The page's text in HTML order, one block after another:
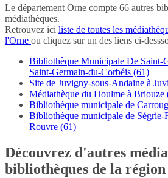
Le département Orne compte 66 autres
médiathèques.
Retrouvez ici liste de toutes les
l'Orne ou cliquez sur un des liens ci-
Bibliothèque Municipale De Saint-
Saint-Germain-du-Corbéis (61)
Site de Juvigny-sous-Andaine à
Médiathèque du Houlme à Briouze
Bibliothèque municipale de
Bibliothèque municipale de Ségrie-
Rouvre (61)
Découvrez d'autres
bibliothèques de la